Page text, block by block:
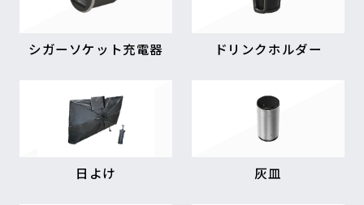
シガーソケット充電器 ドリンクホルダー
日よけ 灰皿